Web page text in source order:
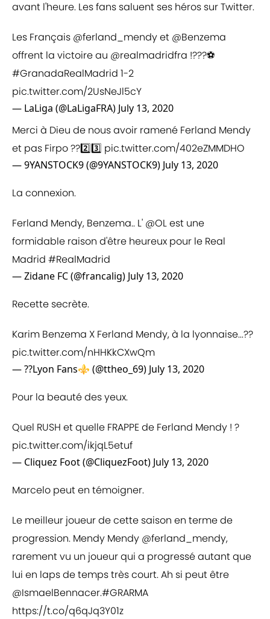
avant l'heure. Les fans saluent ses héros sur Twitter.
Les Français @ferland_mendyet @Benzema
offrent la victoire au @realmadridfra !???⚽
#GranadaRealMadrid 1-2
pic.twitter.com/2UsNeJl5cY
— LaLiga (@LaLigaFRA) July 13, 2020
Merci à Dieu de nous avoir ramené Ferland Mendy
et pas Firpo ??2️⃣3️⃣ pic.twitter.com/402eZMMDHO
— 9YANSTOCK9 (@9YANSTOCK9) July 13, 2020
La connexion.
Ferland Mendy, Benzema.. L' @OLest une
formidable raison d'être heureux pour le Real
Madrid #RealMadrid
— Zidane FC (@francalig) July 13, 2020
Recette secrète.
Karim Benzema X Ferland Mendy, à la lyonnaise...??
pic.twitter.com/nHHKkCXwQm
— ??Lyon Fans⚜️ (@ttheo_69) July 13, 2020
Pour la beauté des yeux.
Quel RUSH et quelle FRAPPE de Ferland Mendy ! ?
pic.twitter.com/ikjqL5etuf
— Cliquez Foot (@CliquezFoot) July 13, 2020
Marcelo peut en témoigner.
Le meilleur joueur de cette saison en terme de
progression. Mendy Mendy @ferland_mendy,
rarement vu un joueur qui a progressé autant que
lui en laps de temps très court. Ah si peut être
@IsmaelBennacer.#GRARMA
https://t.co/q6qJq3Y01z